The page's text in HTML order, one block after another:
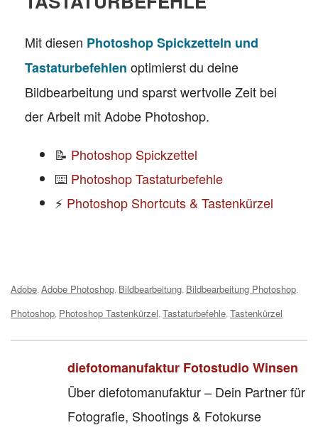
Mit diesen Photoshop Spickzetteln und
Tastaturbefehlen optimierst du deine
Bildbearbeitung und sparst wertvolle Zeit bei
der Arbeit mit Adobe Photoshop.
📝 Photoshop Spickzettel
⌨️ Photoshop Tastaturbefehle
⚡ Photoshop Shortcuts & Tastenkürzel
Tags:
Adobe,Adobe Photoshop, Bildbearbeitung, Bildbearbeitung Photoshop,
Photoshop, Photoshop Tastenkürzel,Tastaturbefehle,Tastenkürzel
diefotomanufaktur Fotostudio Winsen
Über diefotomanufaktur – Dein Partner für
Fotografie, Shootings & Fotokurse